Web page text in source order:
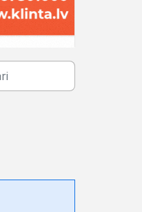
rūpniecība